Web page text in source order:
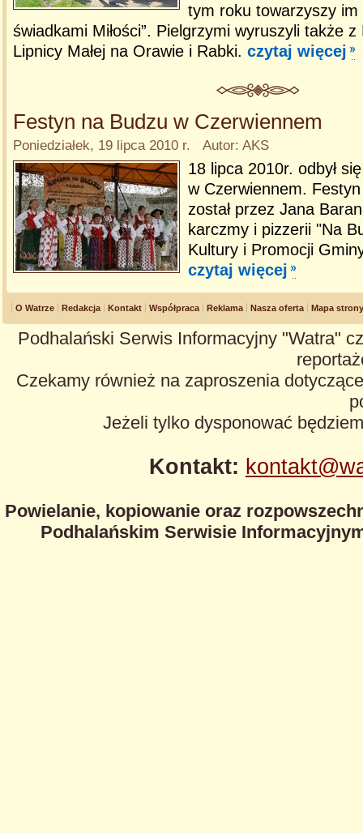
tym roku towarzyszy im
świadkami Miłości”. Pielgrzymi wyruszyli także
Lipnicy Małej na Orawie i Rabki. czytaj więcej
Festyn na Budzu w Czerwiennem
Poniedziałek, 19 lipca 2010 r. Autor: AKS
18 lipca 2010r. odbył
w Czerwiennem.
został przez Jana
karczmy i pizzerii "Na
Kultury i Promocji
czytaj więcej
O Watrze Redakcja Kontakt Współpraca Reklama Nasza oferta Mapa strony
Podhalański Serwis Informacyjny "Watra"
Czekamy również na zaproszenia
Jeżeli tylko dysponować
Kontakt:
Powielanie, kopiowanie oraz
Podhalańskim Serwisie